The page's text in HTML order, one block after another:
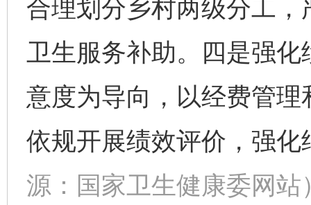
合理划分乡村两级分工
卫生服务补助。四是强
意度为导向，以经费管
依规开展绩效评价，强
源：国家卫生健康委网站